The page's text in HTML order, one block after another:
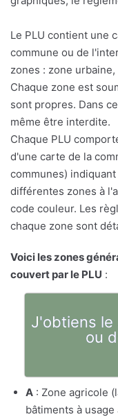
Le PLU contient une
commune ou de
zones : zone
Chaque zone est
sont propres. Dans
même être interdite.
Chaque PLU
d'une carte de la
communes)
différentes zones à
code couleur. Les
chaque zone sont
Voici les zones
couvert par le PLU :
J'obtiens le
ou
A : Zone agricole
bâtiments à